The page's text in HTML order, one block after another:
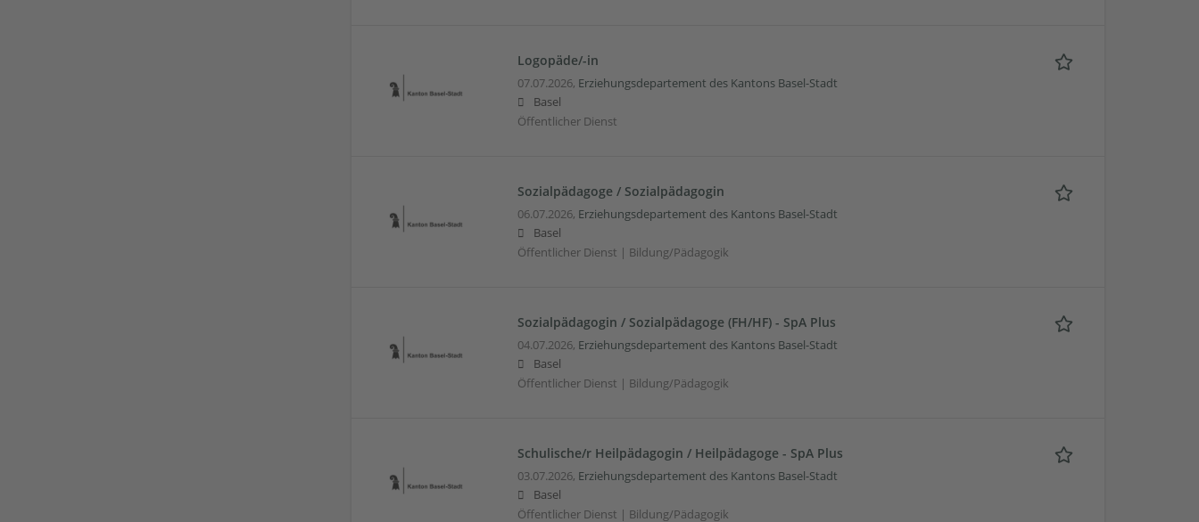
Logopäde/-in
07.07.2026, Erziehungsdepartement des Kantons Basel-Stadt
Basel
Öffentlicher Dienst
Sozialpädagoge / Sozialpädagogin
06.07.2026, Erziehungsdepartement des Kantons Basel-Stadt
Basel
Öffentlicher Dienst | Bildung/Pädagogik
Sozialpädagogin / Sozialpädagoge (FH/HF) - SpA Plus
04.07.2026, Erziehungsdepartement des Kantons Basel-Stadt
Basel
Öffentlicher Dienst | Bildung/Pädagogik
Schulische/r Heilpädagogin / Heilpädagoge - SpA Plus
03.07.2026, Erziehungsdepartement des Kantons Basel-Stadt
Basel
Öffentlicher Dienst | Bildung/Pädagogik